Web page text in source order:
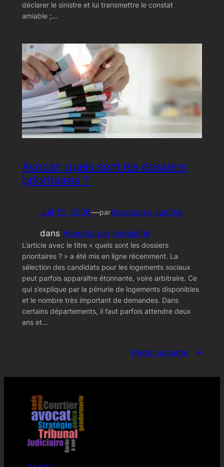
déclarer le sinistre et lui transmettre le constat
amiable ;…
Avocat; quels sont les dossiers
prioritaires ?
Juil 15, 2026—parBenaloczy Justine
dans Avocats par spécialité
L’article avec le titre « quels sont les dossiers
prioritaires ? » a été mis en ligne récemment. La
sélection des candidats pour les logements sociaux
peut parfois apparaître étonnante, voire arbitraire. Ce
qui s’explique par la pénurie de logements disponibles
et le nombre très important de demandes. Dans
certains départements, il faut parfois attendre deux
ans et…
Page suivante →